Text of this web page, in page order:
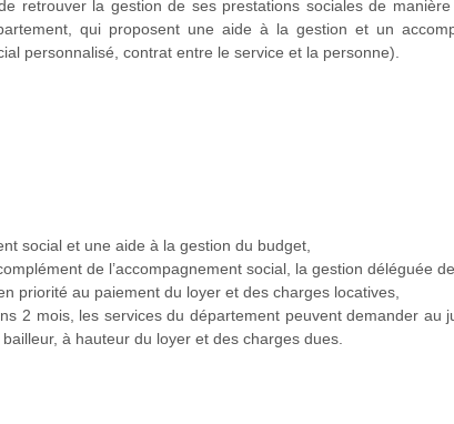
retrouver la gestion de ses prestations sociales de
qui proposent une aide à la gestion et un
personnalisé, contrat entre le service et la personne).
social et une aide à la gestion du budget,
de l’accompagnement social, la gestion déléguée
priorité au paiement du loyer et des charges locatives,
2 mois, les services du département peuvent demander au
à hauteur du loyer et des charges dues.